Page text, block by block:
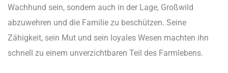
Wachhund sein, sondern auch in der Lage, Großwild
abzuwehren und die Familie zu beschützen. Seine
Zähigkeit, sein Mut und sein loyales Wesen machten ihn
schnell zu einem unverzichtbaren Teil des Farmlebens.